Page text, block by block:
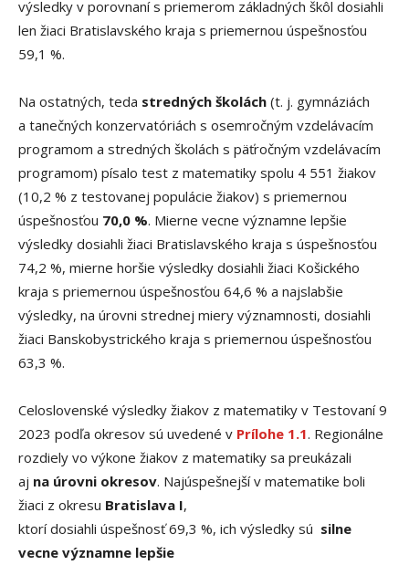
výsledky v porovnaní s priemerom základných škôl dosiahli
len žiaci Bratislavského kraja s priemernou úspešnosťou
59,1 %.
Na ostatných, teda stredných školách (t. j. gymnáziách
a tanečných konzervatóriách s osemročným vzdelávacím
programom a stredných školách s päťročným vzdelávacím
programom) písalo test z matematiky spolu 4 551 žiakov
(10,2 % z testovanej populácie žiakov) s priemernou
úspešnosťou 70,0 %. Mierne vecne významne lepšie
výsledky dosiahli žiaci Bratislavského kraja s úspešnosťou
74,2 %, mierne horšie výsledky dosiahli žiaci Košického
kraja s priemernou úspešnosťou 64,6 % a najslabšie
výsledky, na úrovni strednej miery významnosti, dosiahli
žiaci Banskobystrického kraja s priemernou úspešnosťou
63,3 %.
Celoslovenské výsledky žiakov z matematiky v Testovaní 9
2023 podľa okresov sú uvedené v Prílohe 1.1. Regionálne
rozdiely vo výkone žiakov z matematiky sa preukázali
aj na úrovni okresov. Najúspešnejší v matematike boli
žiaci z okresu Bratislava I,
ktorí dosiahli úspešnosť 69,3 %, ich výsledky sú silne
vecne významne lepšie